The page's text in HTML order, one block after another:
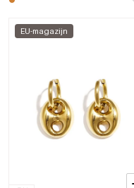
EU-magazijn